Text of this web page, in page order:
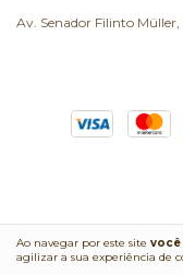
Ao navegar por este site você
agilizar a sua experiência de
Av. Senador Filinto
Copyright Lumière Beachwear